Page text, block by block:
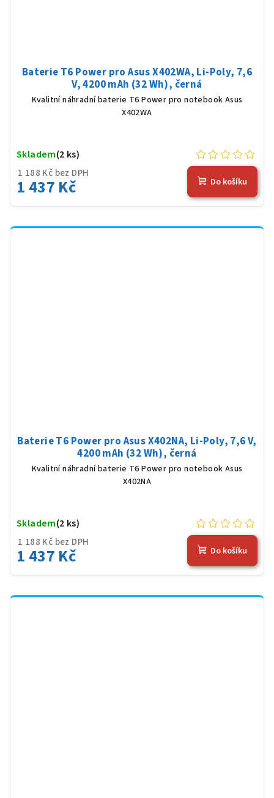
Baterie T6 Power pro Asus X402WA, Li-Poly, 7,6
V, 4200 mAh (32 Wh), černá
Kvalitní náhradní baterie T6 Power pro notebook Asus
X402WA
1 188 Kč bez DPH
1 437 Kč
Skladem(2 ks)
Do košíku
Baterie T6 Power pro Asus X402NA, Li-Poly, 7,6 V,
4200 mAh (32 Wh), černá
Kvalitní náhradní baterie T6 Power pro notebook Asus
X402NA
1 188 Kč bez DPH
1 437 Kč
Skladem(2 ks)
Do košíku